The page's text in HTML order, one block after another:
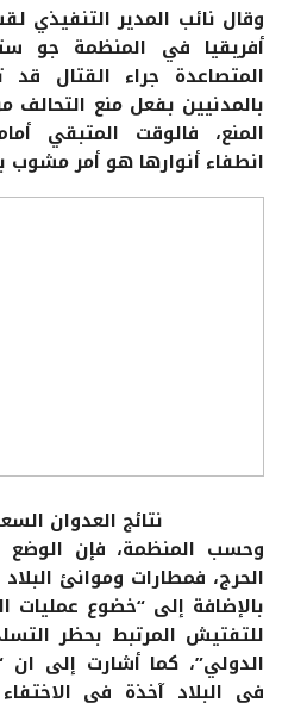
وقال نائب المدير
أفريقيا في المنظمة جو
المتصاعدة جراء القتال قد
بالمدنيين بفعل منع
المنع، فالوقت المتبقي
انطفاء أنوارها هو أمر مشوب
نتائج العدوان
وحسب المنظمة، فإن الوضع
الحرج، فمطارات وموانئ
بالإضافة إلى “خضوع عمليات
للتفتيش المرتبط بحظر
الدولي”، كما أشارت إلى ان
في البلاد آخذة في